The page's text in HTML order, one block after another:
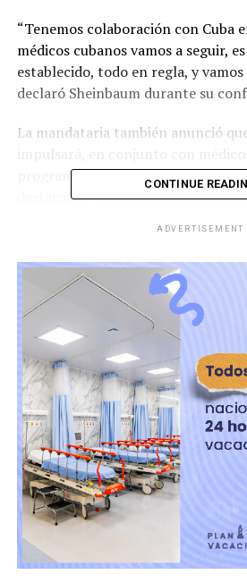
“Tenemos colaboración con Cuba
médicos cubanos vamos a seguir,
establecido, todo en regla, y
declaró Sheinbaum durante su
La mandataria también anunció
programa enfocado en el
destacando que Cuba cuenta con
“En este tema vamos a tener
Cuba, porque es el único país que
medicamento y ha demostrado
subrayó.
Sheinbaum también enfatizó que
médicos cubanos no reemplaza a
mexicanos, sino que responde a la
el rezago en la formación de
ADVERTISEMENT
CONTINUE
ADVERTISEMENT